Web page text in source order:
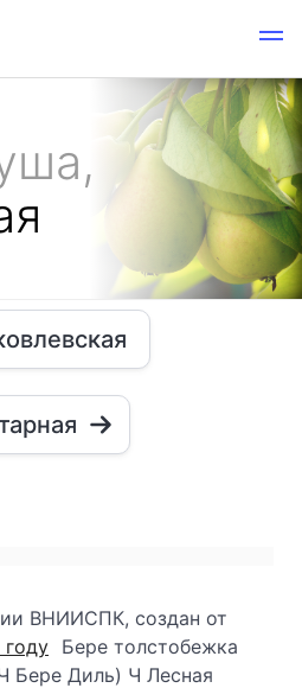
ВНИИСПК, создан от
году Бере толстобежка
Бере Диль) Ч Лесная